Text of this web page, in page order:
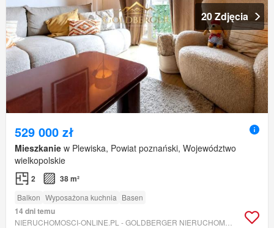
20 Zdjęcia
529 000 zł
Mieszkanie w Plewiska, Powiat poznański, Województwo
wielkopolskie
2 38 m²
Balkon Wyposażona kuchnia Basen
14 dni temu